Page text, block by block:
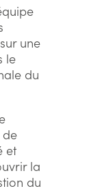
une
le
du
de
et
la
du